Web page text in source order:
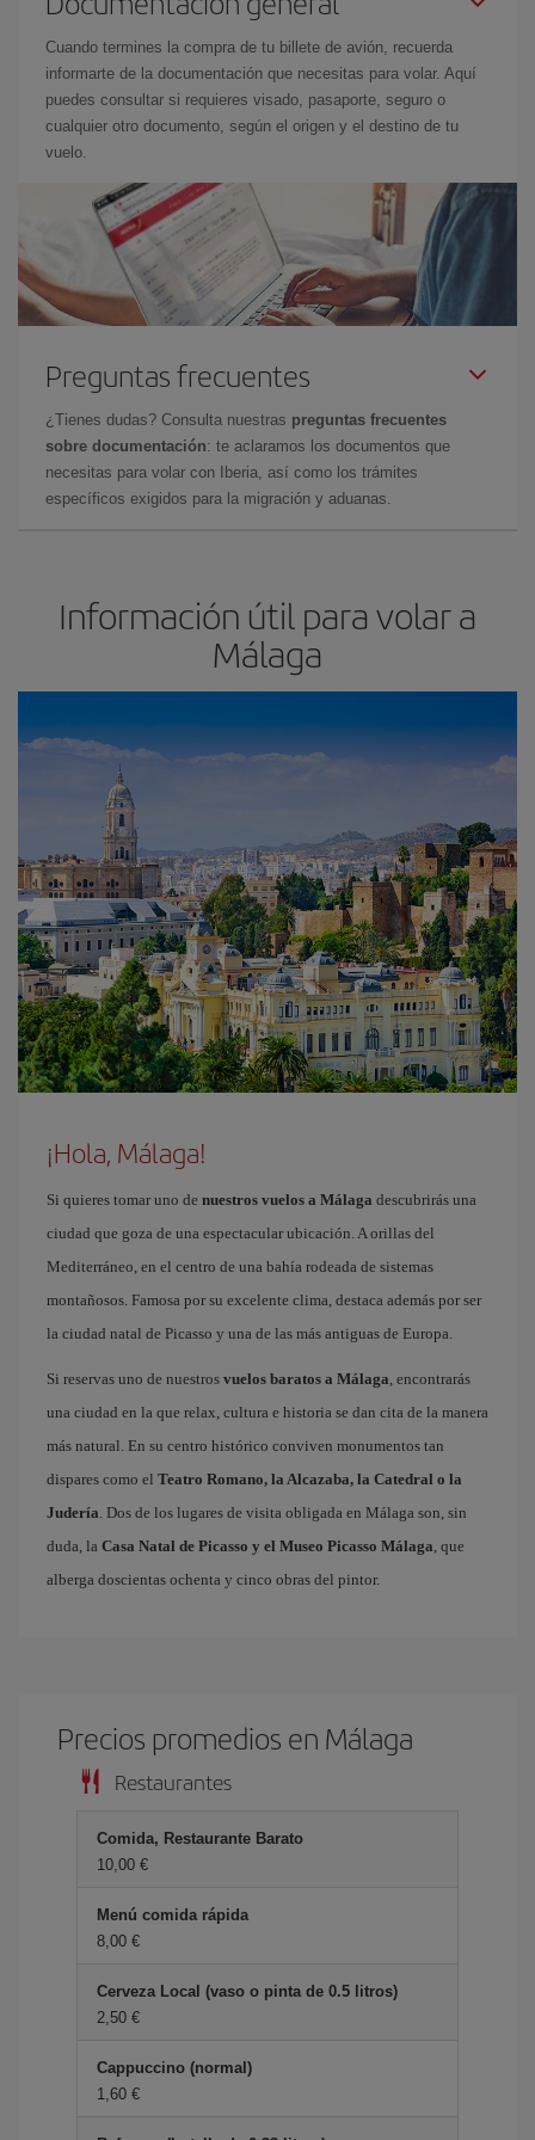
Cuando termines la compra de tu billete de avión, recuerda
informarte de la documentación que necesitas para volar. Aquí
puedes consultar si requieres visado, pasaporte, seguro o
cualquier otro documento, según el origen y el destino de tu
vuelo.
Preguntas frecuentes
¿Tienes dudas? Consulta nuestras preguntas frecuentes
sobre documentación: te aclaramos los documentos que
necesitas para volar con Iberia, así como los trámites
específicos exigidos para la migración y aduanas.
Información útil para volar a
Málaga
¡Hola, Málaga!
Si quieres tomar uno de nuestros vuelos a Málaga descubrirás una
ciudad que goza de una espectacular ubicación. A orillas del
Mediterráneo, en el centro de una bahía rodeada de sistemas
montañosos. Famosa por su excelente clima, destaca además por ser
la ciudad natal de Picasso y una de las más antiguas de Europa.
Si reservas uno de nuestros vuelos baratos a Málaga, encontrarás
una ciudad en la que relax, cultura e historia se dan cita de la manera
más natural. En su centro histórico conviven monumentos tan
dispares como el Teatro Romano, la Alcazaba, la Catedral o la
Judería. Dos de los lugares de visita obligada en Málaga son, sin
duda, la Casa Natal de Picasso y el Museo Picasso Málaga, que
alberga doscientas ochenta y cinco obras del pintor.
Precios promedios en Málaga
Restaurantes
Comida, Restaurante Barato
10,00 €
Menú comida rápida
8,00 €
Cerveza Local (vaso o pinta de 0.5 litros)
2,50 €
Cappuccino (normal)
1,60 €